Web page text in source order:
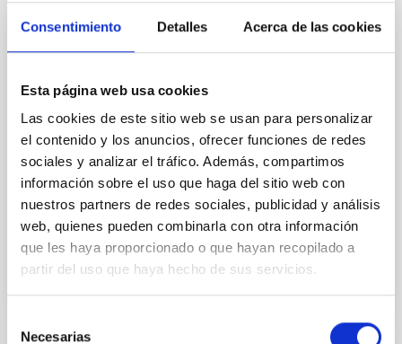
Consentimiento Detalles Acerca de las cookies
Esta página web usa cookies
Las cookies de este sitio web se usan para personalizar
el contenido y los anuncios, ofrecer funciones de redes
sociales y analizar el tráfico. Además, compartimos
información sobre el uso que haga del sitio web con
nuestros partners de redes sociales, publicidad y análisis
web, quienes pueden combinarla con otra información
que les haya proporcionado o que hayan recopilado a
partir del uso que haya hecho de sus servicios.
Necesarias
«escuchar» la estructura del cerebro humano.
Publicado en Nature Scientific Reports , el estudio
aplicada a datos de resonancia magnética
transformar información tridimensional del cerebro
en sonido, teniendo en cuenta las relaciones
espaciales y la estructura compleja de los datos. Para
ello, se utilizan herramientas matemáticas
desarrolladas
Fecha de publicación